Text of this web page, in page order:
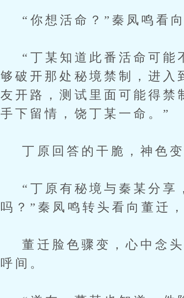
“你想活命？”秦凤鸣看向
“丁某知道此番活命可能
够破开那处秘境禁制，进入
友开路，测试里面可能得禁
手下留情，饶丁某一命。”
丁原回答的干脆，神色变
“丁原有秘境与秦某分享
吗？”秦凤鸣转头看向董迁
董迁脸色骤变，心中念头
呼间。